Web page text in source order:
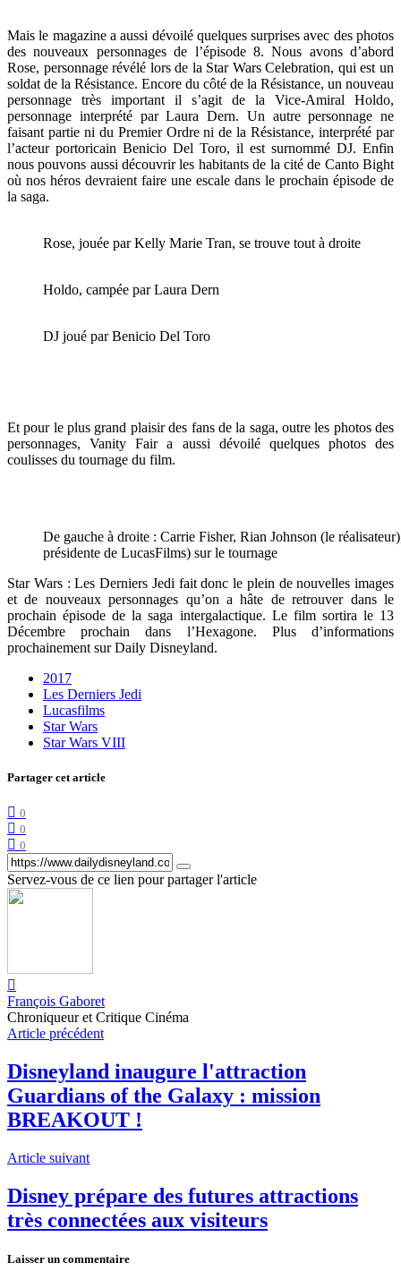
Mais le magazine a aussi dévoilé quelques surprises avec des photos
des nouveaux personnages de l’épisode 8. Nous avons d’abord
Rose, personnage révélé lors de la Star Wars Celebration, qui est un
soldat de la Résistance. Encore du côté de la Résistance, un nouveau
personnage très important il s’agit de la Vice-Amiral Holdo,
personnage interprété par Laura Dern. Un autre personnage ne
faisant partie ni du Premier Ordre ni de la Résistance, interprété par
l’acteur portoricain Benicio Del Toro, il est surnommé DJ. Enfin
nous pouvons aussi découvrir les habitants de la cité de Canto Bight
où nos héros devraient faire une escale dans le prochain épisode de
la saga.
Rose, jouée par Kelly Marie Tran, se trouve tout à droite
Holdo, campée par Laura Dern
DJ joué par Benicio Del Toro
Et pour le plus grand plaisir des fans de la saga, outre les photos des
personnages, Vanity Fair a aussi dévoilé quelques photos des
coulisses du tournage du film.
De gauche à droite : Carrie Fisher, Rian Johnson (le
présidente de LucasFilms) sur le tournage
Star Wars : Les Derniers Jedi fait donc le plein de nouvelles images
et de nouveaux personnages qu’on a hâte de retrouver dans le
prochain épisode de la saga intergalactique. Le film sortira le 13
Décembre prochain dans l’Hexagone. Plus d’informations
prochainement sur Daily Disneyland.
2017
Les Derniers Jedi
Lucasfilms
Star Wars
Star Wars VIII
Partager cet article
0
0
0
Servez-vous de ce lien pour partager l'article
François Gaboret
Chroniqueur et Critique Cinéma
Article précédent
Disneyland inaugure l'attraction
Guardians of the Galaxy : mission
BREAKOUT !
Article suivant
Disney prépare des futures attractions
très connectées aux visiteurs
Laisser un commentaire